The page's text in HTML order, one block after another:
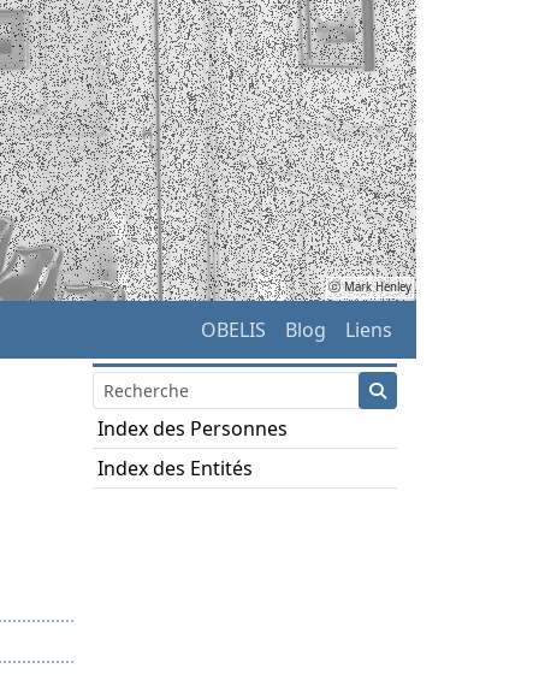
ⓒ Mark Henley
OBELIS Blog Liens
Index des Personnes
Index des Entités